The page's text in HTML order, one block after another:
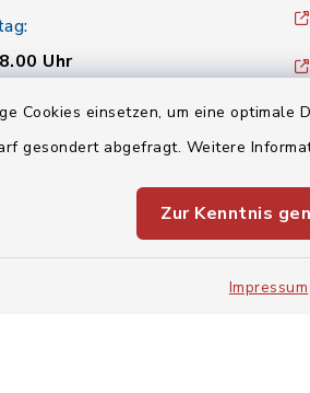
Cookies einsetzen, um eine
gesondert abgefragt. Weitere
Zur Kenntnis
Impressum
Uhr
Uhr